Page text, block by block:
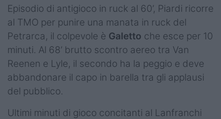
Episodio di antigioco in ruck al 60’, Piardi ricorre
al TMO per punire una manata in ruck del
Petrarca, il colpevole è Galetto che esce per 10
minuti. Al 68’ brutto scontro aereo tra Van
Reenen e Lyle, il secondo ha la peggio e deve
abbandonare il capo in barella tra gli applausi
del pubblico.
Ultimi minuti di gioco concitanti al Lanfranchi